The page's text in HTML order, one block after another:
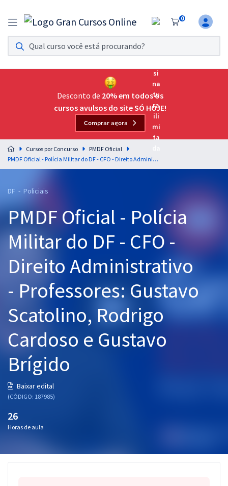
0
Assinatura Ilimitada 11
Acesso a todos os cursos. Teste grátis por 7 dias!
Assinatura OAB Até Passar
Acesso ilimitado a toda preparação para o Exame da
Residências Multiprofissionais
Preparação completa e intensiva para as principais
residências em saúde do Brasil
Cursos 20% OFF
Pós
Graduação
OAB
Questões grátis
Conteúdo gratuito
Aprovados
Desconto de 20% em todos os
cursos avulsos do site SÓ HOJE!
Comprar agora
Cursos por Concurso
PMDF Oficial
PMDF Oficial - Polícia Militar do DF - CFO - Direito Administrativo - Professores: Gustavo Scatolino, Rodrigo Cardoso e Gustavo Brígido
DF - Policiais
PMDF Oficial - Polícia
Militar do DF - CFO -
Direito Administrativo
- Professores: Gustavo
Scatolino, Rodrigo
Cardoso e Gustavo
Brígido
Baixar edital
(CÓDIGO: 187985)
26
Horas de aula